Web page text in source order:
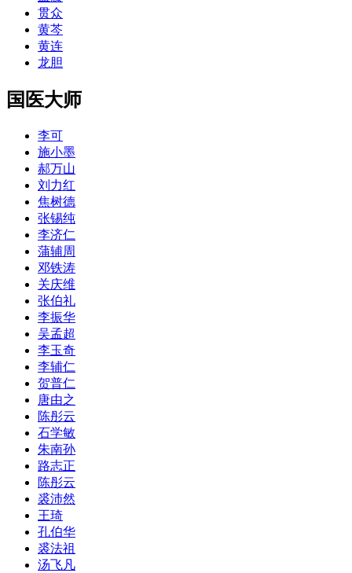
贯众
黄芩
黄连
龙胆
国医大师
李可
施小墨
郝万山
刘力红
焦树德
张锡纯
李济仁
蒲辅周
邓铁涛
关庆维
张伯礼
李振华
吴孟超
李玉奇
李辅仁
贺普仁
唐由之
陈彤云
石学敏
朱南孙
路志正
陈彤云
裘沛然
王琦
孔伯华
裘法祖
汤飞凡